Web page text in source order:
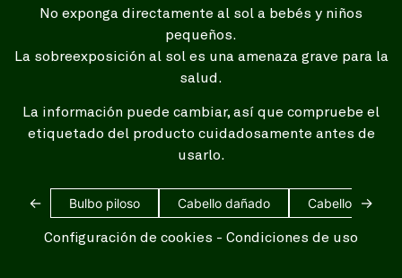
No exponga directamente al sol a bebés y niños
pequeños.
La sobreexposición al sol es una amenaza grave para la
salud.
La información puede cambiar, así que compruebe el
etiquetado del producto cuidadosamente antes de
usarlo.
← Bulbo piloso Cabello dañado Cabello blanco
→
Configuración de cookies - Condiciones de uso